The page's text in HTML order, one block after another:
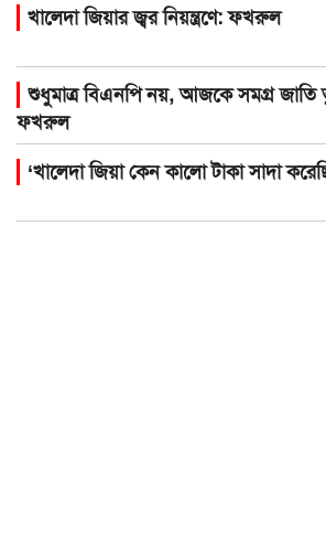
খালেদা জিয়ার জ্বর নিয়ন্ত্রণে: ফখরুল
শুধুমাত্র বিএনপি নয়, আজকে সমগ্র জাতি
ফখরুল
‘খালেদা জিয়া কেন কালো টাকা সাদা